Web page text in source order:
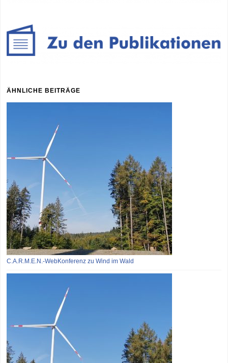
ÄHNLICHE BEITRÄGE
C.A.R.M.E.N.-WebKonferenz zu Wind im Wald